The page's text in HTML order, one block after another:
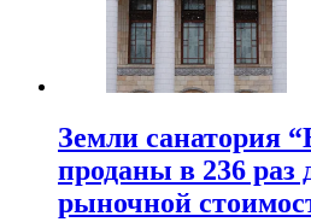
Земли санатория
проданы в 236 раз
рыночной